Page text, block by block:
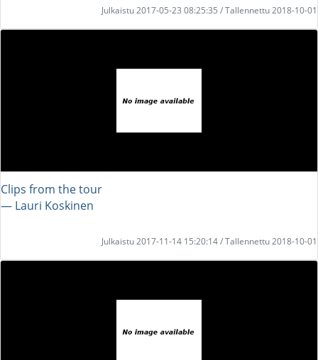
Julkaistu 2017-05-23 08:25:35 / Tallennettu 2018-10-01
Clips from the tour
― Lauri Koskinen
Julkaistu 2017-11-14 15:20:14 / Tallennettu 2018-10-01